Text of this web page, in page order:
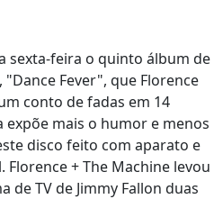
sexta-feira o quinto álbum de
, "Dance Fever", que Florence
conto de fadas em 14
expõe mais o humor e menos
disco feito com aparato e
+ The Machine levou
de TV de Jimmy Fallon duas